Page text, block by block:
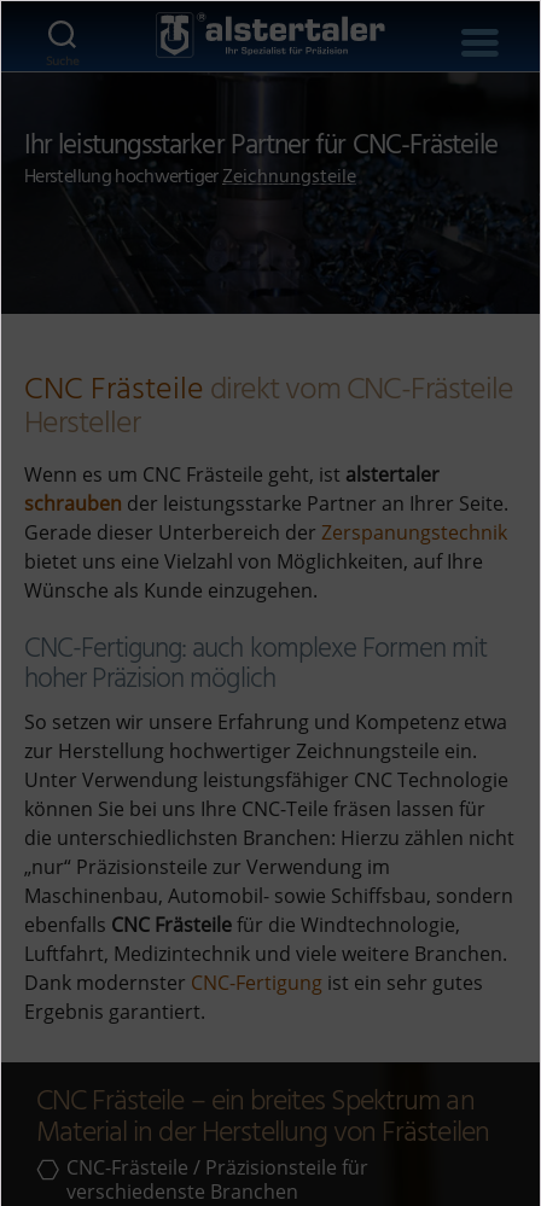
Suche
Ihr leistungsstarker Partner für CNC-Frästeile
Herstellung hochwertigerZeichnungsteile
CNC Frästeiledirekt vom CNC-Frästeile
Hersteller
Wenn es um CNC Frästeile geht, ist alstertaler
schrauben der leistungsstarke Partner an Ihrer Seite.
Gerade dieser Unterbereich der Zerspanungstechnik
bietet uns eine Vielzahl von Möglichkeiten, auf Ihre
Wünsche als Kunde einzugehen.
CNC-Fertigung: auch komplexe Formen mit
hoher Präzision möglich
So setzen wir unsere Erfahrung und Kompetenz etwa
zur Herstellung hochwertiger Zeichnungsteile ein.
Unter Verwendung leistungsfähiger CNC Technologie
können Sie bei uns Ihre CNC-Teile fräsen lassen für
die unterschiedlichsten Branchen: Hierzu zählen nicht
„nur“ Präzisionsteile zur Verwendung im
Maschinenbau, Automobil- sowie Schiffsbau, sondern
ebenfalls CNC Frästeilefür die Windtechnologie,
Luftfahrt, Medizintechnik und viele weitere Branchen.
Dank modernster CNC-Fertigung ist ein sehr gutes
Ergebnis garantiert.
CNC Frästeile – ein breites Spektrum an
Material in der Herstellung von Frästeilen
CNC-Frästeile / Präzisionsteile für
verschiedenste Branchen